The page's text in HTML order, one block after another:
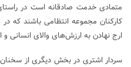
متمادی خدمت صادقانه است در
کارکنان مجموعه انتظامی باشند که
ارج نهادن به ارزش‌های والای انسانی